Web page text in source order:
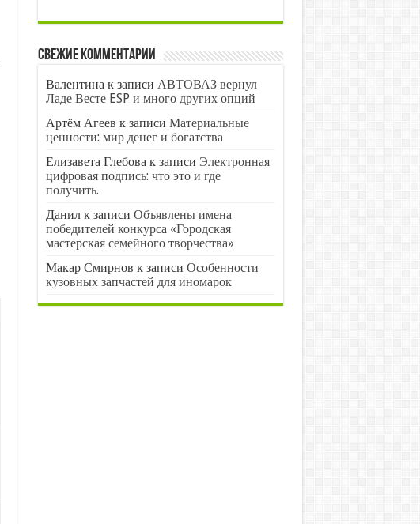
Свежие комментарии
Валентинак записи АВТОВАЗ вернул
Ладе Весте ESP и много других опций
Артём Агеев к записи Материальные
ценности: мир денег и богатства
Елизавета Глебовак записи Электронная
цифровая подпись: что это и где
получить.
Данилк записи Объявлены имена
победителей конкурса «Городская
мастерская семейного творчества»
Макар Смирнов к записи Особенности
кузовных запчастей для иномарок